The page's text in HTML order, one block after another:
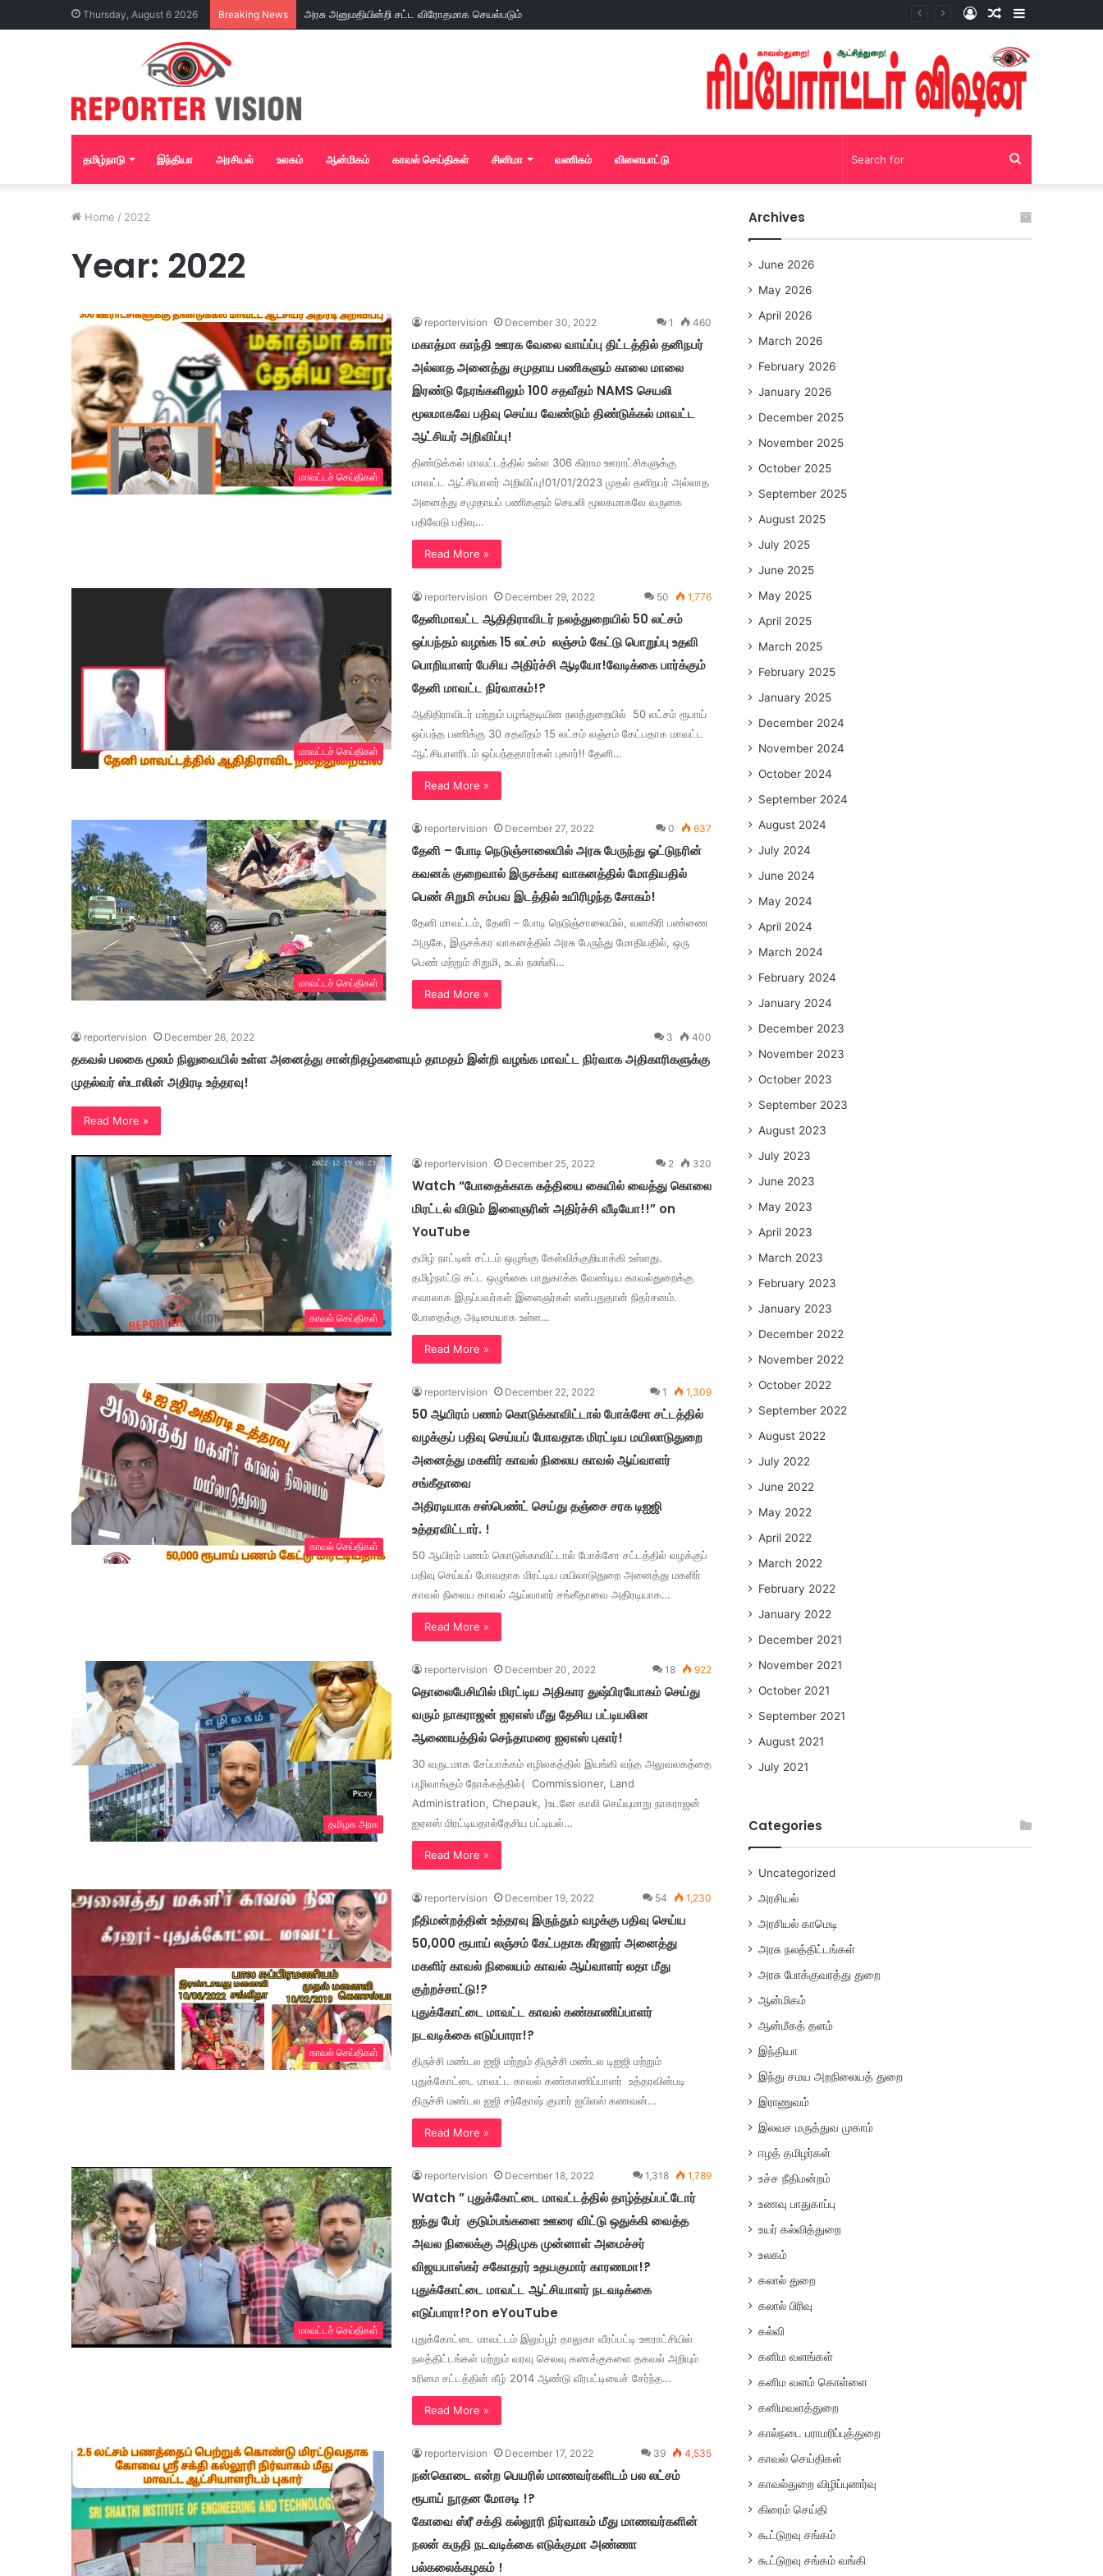
Thursday, August 6 2026 Breaking News
Random
Article
Log
தமிழ்நாடு இந்தியா அரசியல் உலகம் ஆன்மிகம் காவல் செய்திகள் சினிமா வணிகம் விளையாட்டு
for
Home / 2022
Year: 2022
மாவட்டச் செய்திகள்
reportervision December 30, 2022 1 460
மகாத்மா காந்தி ஊரக வேலை வாய்ப்பு திட்டத்தில் தனிநபர்
அல்லாத அனைத்து சமுதாய பணிகளும் காலை மாலை
இரண்டு நேரங்களிலும் 100 சதவீதம் NAMS செயலி
மூலமாகவே பதிவு செய்ய வேண்டும் திண்டுக்கல் மாவட்ட
ஆட்சியர் அறிவிப்பு!
திண்டுக்கல் மாவட்டத்தில் உள்ள 306 கிராம ஊராட்சிகளுக்கு
மாவட்ட ஆட்சியாளர் அறிவிப்பு!01/01/2023 முதல் தனிநபர் அல்லாத
அனைத்து சமுதாயப் பணிகளும் செயலி மூலகமாகவே வருகை
பதிவேடு பதிவு…
Read More »
மாவட்டச் செய்திகள்
reportervision December 29, 2022 50 1,776
தேனிமாவட்ட ஆதிதிராவிடர் நலத்துறையில் 50 லட்சம்
ஒப்பந்தம் வழங்க 15 லட்சம் லஞ்சம் கேட்டு பொறுப்பு உதவி
பொறியாளர் பேசிய அதிர்ச்சி ஆடியோ!வேடிக்கை பார்க்கும்
தேனி மாவட்ட நிர்வாகம்!?
ஆதிதிராவிடர் மற்றும் பழங்குடியின நலத்துறையில் 50 லட்சம் ரூபாய்
ஒப்பந்த பணிக்கு 30 சதவீதம் 15 லட்சம் லஞ்சம் கேட்பதாக மாவட்ட
ஆட்சியாளரிடம் ஒப்பந்ததாரர்கள் புகார்!! தேனி…
Read More »
மாவட்டச் செய்திகள்
reportervision December 27, 2022 0 637
தேனி – போடி நெடுஞ்சாலையில் அரசு பேருந்து ஓட்டுநரின்
கவனக் குறைவால் இருசக்கர வாகனத்தில் மோதியதில்
பெண் சிறுமி சம்பவ இடத்தில் உயிரிழந்த சோகம்!
தேனி மாவட்டம், தேனி – போடி நெடுஞ்சாலையில், வனகிரி பண்ணை
அருகே, இருசக்கர வாகனத்தில் அரசு பேருந்து மோதியதில், ஒரு
பெண் மற்றும் சிறுமி, உடல் நசுங்கி…
Read More »
reportervision December 26, 2022 3 400
தகவல் பலகை மூலம் நிலுவையில் உள்ள அனைத்து சான்றிதழ்களையும் தாமதம் இன்றி வழங்க மாவட்ட நிர்வாக அதிகாரிகளுக்கு
முதல்வர் ஸ்டாலின் அதிரடி உத்தரவு!
Read More »
காவல் செய்திகள்
reportervision December 25, 2022 2 320
Watch “போதைக்காக கத்தியை கையில் வைத்து கொலை
மிரட்டல் விடும் இளைஞரின் அதிர்ச்சி வீடியோ!!” on
YouTube
தமிழ் நாட்டின் சட்டம் ஒழுங்கு கேள்விக்குறியாக்கி உள்ளது.
தமிழ்நாட்டு சட்ட ஒழுங்கை பாதுகாக்க வேண்டிய காவல்துறைக்கு
சவாலாக இருப்பவர்கள் இளைஞர்கள் என்பதுதான் நிதர்சனம்.
போதைக்கு அடிமையாக உள்ள…
Read More »
காவல் செய்திகள்
reportervision December 22, 2022 1 1,309
50 ஆயிரம் பணம் கொடுக்காவிட்டால் போக்சோ சட்டத்தில்
வழக்குப் பதிவு செய்யப் போவதாக மிரட்டிய மயிலாடுதுறை
அனைத்து மகளிர் காவல் நிலைய காவல் ஆய்வாளர்
சங்கீதாவை
அதிரடியாக சஸ்பெண்ட் செய்து தஞ்சை சரக டிஐஜி
உத்தரவிட்டார். !
50 ஆயிரம் பணம் கொடுக்காவிட்டால் போக்சோ சட்டத்தில் வழக்குப்
பதிவு செய்யப் போவதாக மிரட்டிய மயிலாடுதுறை அனைத்து மகளிர்
காவல் நிலைய காவல் ஆய்வாளர் சங்கீதாவை அதிரடியாக…
Read More »
தமிழக அரசு
reportervision December 20, 2022 18 922
தொலைபேசியில் மிரட்டிய அதிகார துஷ்பிரயோகம் செய்து
வரும் நாகராஜன் ஐஏஎஸ் மீது தேசிய பட்டியலின
ஆணையத்தில் செந்தாமரை ஐஏஎஸ் புகார்!
30 வருடமாக சேப்பாக்கம் எழிலகத்தில் இயங்கி வந்த அலுவலகத்தை
பழிவாங்கும் நோக்கத்தில்( Commissioner, Land
Administration, Chepauk, )உடனே காலி செய்யுமாறு நாகராஜன்
ஐஏஎஸ் மிரட்டியதால்தேசிய பட்டியல்…
Read More »
காவல் செய்திகள்
reportervision December 19, 2022 54 1,230
நீதிமன்றத்தின் உத்தரவு இருந்தும் வழக்கு பதிவு செய்ய
50,000 ரூபாய் லஞ்சம் கேட்பதாக கீரனூர் அனைத்து
மகளிர் காவல் நிலையம் காவல் ஆய்வாளர் லதா மீது
குற்றச்சாட்டு!?
புதுக்கோட்டை மாவட்ட காவல் கண்காணிப்பாளர்
நடவடிக்கை எடுப்பாரா!?
திருச்சி மண்டல ஐஜி மற்றும் திருச்சி மண்டல டிஐஜி மற்றும்
புதுக்கோட்டை மாவட்ட காவல் கண்காணிப்பாளர் உத்தரவின்படி
திருச்சி மண்டல ஐஜி சந்தோஷ் குமார் ஐபிஎஸ் கணவன்…
Read More »
மாவட்டச் செய்திகள்
reportervision December 18, 2022 1,318 1,789
Watch ” புதுக்கோட்டை மாவட்டத்தில் தாழ்த்தப்பட்டோர்
ஐந்து பேர் குடும்பங்களை ஊரை விட்டு ஒதுக்கி வைத்த
அவல நிலைக்கு அதிமுக முன்னாள் அமைச்சர்
விஜயபாஸ்கர் சகோதரர் உதயகுமார் காரணமா!?
புதுக்கோட்டை மாவட்ட ஆட்சியாளர் நடவடிக்கை
எடுப்பாரா!?on eYouTube
புதுக்கோட்டை மாவட்டம் இலுப்பூர் தாலுகா வீரப்பட்டி ஊராட்சியில்
நலத்திட்டங்கள் மற்றும் வரவு செலவு கணக்குகளை தகவல் அறியும்
உரிமை சட்டத்தின் கீழ் 2014 ஆண்டு வீரபட்டியைச் சேர்ந்த…
Read More »
reportervision December 17, 2022 39 4,535
நன்கொடை என்ற பெயரில் மாணவர்களிடம் பல லட்சம்
ரூபாய் நூதன மோசடி !?
கோவை ஸ்ரீ சக்தி கல்லூரி நிர்வாகம் மீது மாணவர்களின்
நலன் கருதி நடவடிக்கை எடுக்குமா அண்ணா
பல்கலைக்கழகம் !
Archives
June 2026
May 2026
April 2026
March 2026
February 2026
January 2026
December 2025
November 2025
October 2025
September 2025
August 2025
July 2025
June 2025
May 2025
April 2025
March 2025
February 2025
January 2025
December 2024
November 2024
October 2024
September 2024
August 2024
July 2024
June 2024
May 2024
April 2024
March 2024
February 2024
January 2024
December 2023
November 2023
October 2023
September 2023
August 2023
July 2023
June 2023
May 2023
April 2023
March 2023
February 2023
January 2023
December 2022
November 2022
October 2022
September 2022
August 2022
July 2022
June 2022
May 2022
April 2022
March 2022
February 2022
January 2022
December 2021
November 2021
October 2021
September 2021
August 2021
July 2021
Categories
Uncategorized
அரசியல்
அரசியல் காமெடி
அரசு நலத்திட்டங்கள்
அரசு போக்குவரத்து துறை
ஆன்மிகம்
ஆன்மீகத் தளம்
இந்தியா
இந்து சமய அறநிலையத் துறை
இராணுவம்
இலவச மருத்துவ முகாம்
ஈழத் தமிழர்கள்
உச்ச நீதிமன்றம்
உணவு பாதுகாப்பு
உயர் கல்வித்துறை
உலகம்
கலால் துறை
கலால் பிரிவு
கல்வி
கனிம வளங்கள்
கனிம வளம் கொள்ளை
கனிமவளத்துறை
கால்நடை பராமரிப்புத்துறை
காவல் செய்திகள்
காவல்துறை விழிப்புணர்வு
கிரைம் செய்தி
கூட்டுறவு சங்கம்
கூட்டுறவு சங்கம் வங்கி